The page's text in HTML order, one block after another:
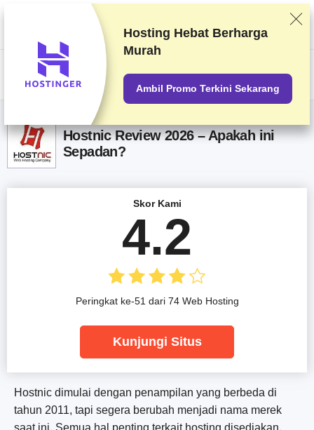
Kami memberi peringkat vendor berdasarkan pengetesan dan penelitian
yang ketat, tetapi juga mempertimbangkan umpan balik Anda dan
perjanjian komersial kami dengan penyedia. Halaman ini berisi tautan
afiliasi.Pengungkapan Iklan
US$
Hostnic Review 2026 – Apakah ini
Sepadan?
Hostnic dimulai dengan penampilan yang berbeda di
tahun 2011, tapi segera berubah menjadi nama merek
saat ini. Semua hal penting terkait hosting disediakan,
Skor Kami
4.2
Peringkat ke-51 dari 74 Web Hosting
Kunjungi Situs
Hosting Hebat Berharga
Murah
Ambil Promo Terkini Sekarang